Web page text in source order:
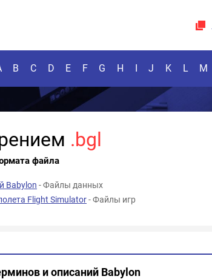
B C D E F G H I J K L M
.bgl
файла
Babylon - Файлы данных
Flight Simulator- Файлы игр
и описаний Babylon